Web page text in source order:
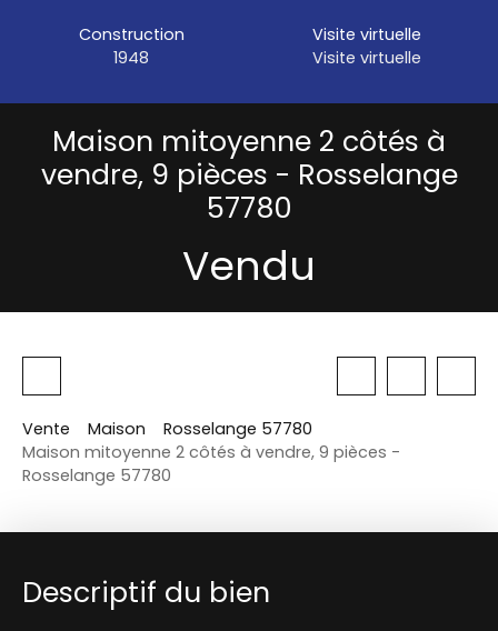
Construction
1948
Visite virtuelle
Visite virtuelle
Maison mitoyenne 2 côtés à
vendre, 9 pièces - Rosselange
57780
Vendu
Vente Maison
Rosselange 57780
Maison mitoyenne 2 côtés à vendre, 9 pièces -
Rosselange 57780
Descriptif du bien